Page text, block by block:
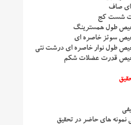
صاف
شست کج
طول همسترینگ
سوئز خاصره ای
طول نوار خاصره ای درشت نئی
قدرت عضلات شکم
های حاضر در تحقیق